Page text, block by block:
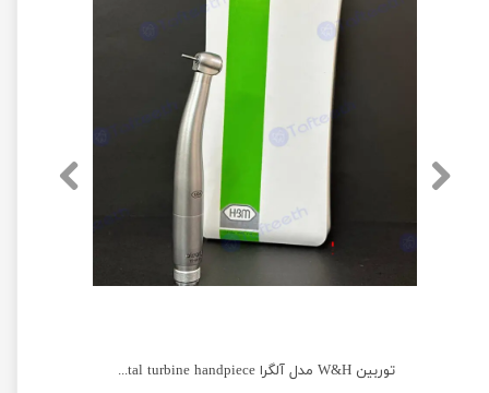
توربین W&H مدل آلگرا W&H Alegra TE-95 dental turbine handpiece